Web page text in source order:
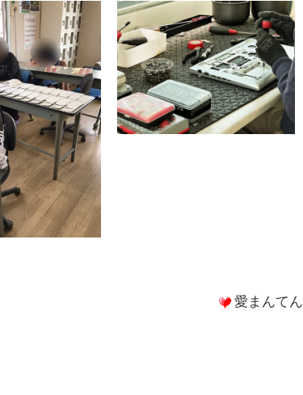
愛まんてん